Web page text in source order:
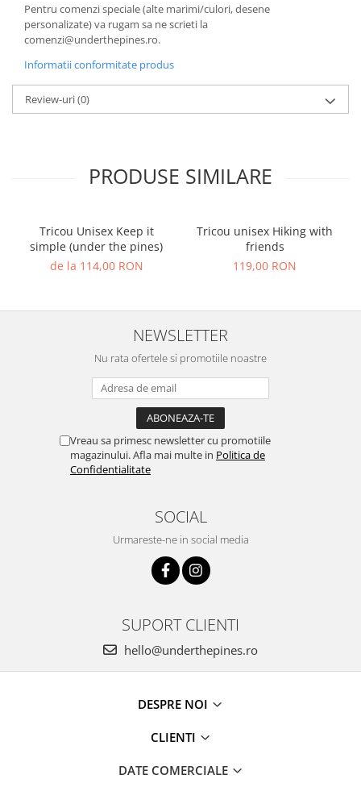
Pentru comenzi speciale (alte marimi/culori, desene
personalizate) va rugam sa ne scrieti la
comenzi@underthepines.ro.
Informatii conformitate produs
Review-uri(0)
PRODUSE SIMILARE
Tricou Unisex Keep it
simple (under the pines)
de la 114,00 RON
Tricou unisex Hiking with
friends
119,00 RON
NEWSLETTER
Nu rata ofertele si promotiile noastre
Vreau sa primesc newsletter cu promotiile
magazinului. Afla mai multe in Politica de
Confidentialitate
SOCIAL
Urmareste-ne in social media
SUPORT CLIENTI
hello@underthepines.ro
DESPRE NOI
CLIENTI
DATE COMERCIALE